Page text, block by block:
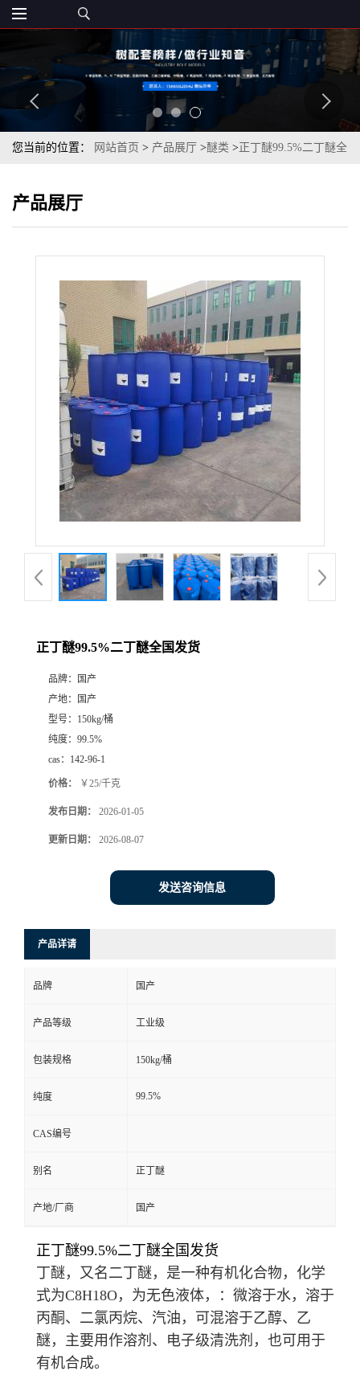
您当前的位置： 网站首页 > 产品展厅 >醚类 > 正丁醚99.5%二丁醚全
产品展厅
正丁醚99.5%二丁醚全国发货
品牌：
国产
产地：
国产
型号： 150kg/桶
纯度： 99.5%
cas： 142-96-1
价格： ￥25/千克
发布日期： 2026-01-05
更新日期： 2026-08-07
发送咨询信息
产品详请
品牌 国产
产品等级 工业级
包装规格 150kg/桶
纯度 99.5%
CAS编号
别名 正丁醚
产地/厂商 国产
正丁醚99.5%二丁醚全国发货
丁醚，又名二丁醚，是一种有机化合物，化学
式为C8H18O，为无色液体，：微溶于水，溶于
丙酮、二氯丙烷、汽油，可混溶于乙醇、乙
醚，主要用作溶剂、电子级清洗剂，也可用于
有机合成。